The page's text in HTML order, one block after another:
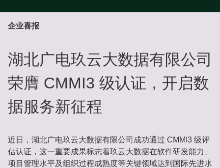
企业喜报
湖北广电玖云大数据有限公司
荣膺 CMMI3 级认证，开启数
据服务新征程
近日，湖北广电玖云大数据有限公司成功通过 CMMI3 级评
估认证，这一重要成果标志着玖云大数据在软件研发能力、
项目管理水平及组织过程成熟度等关键领域达到国际先进水